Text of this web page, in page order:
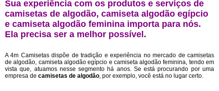
Sua experiência com os produtos e serviços de
camisetas de algodão, camiseta algodão egípcio
e camiseta algodão feminina importa para nós.
Ela precisa ser a melhor possível.
A 4m Camisetas dispõe de tradição e experiência no mercado de camisetas
de algodão, camiseta algodão egípcio e camiseta algodão feminina, tendo em
vista que, atuamos nesse segmento há anos. Se está procurando por uma
empresa de camisetas de algodão, por exemplo, você está no lugar certo.